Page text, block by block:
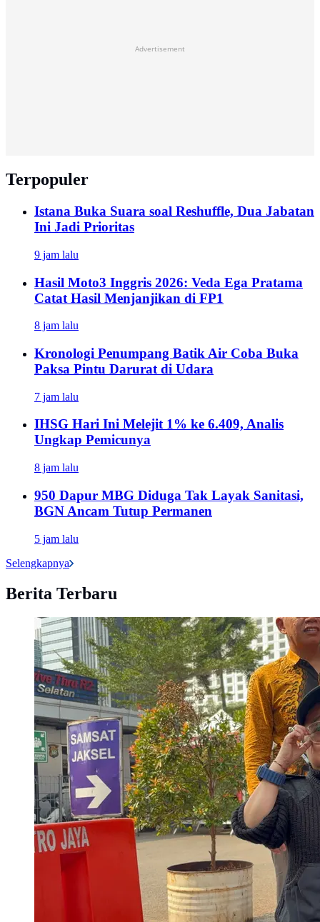
Advertisement
Terpopuler
Istana Buka Suara soal Reshuffle, Dua Jabatan
Ini Jadi Prioritas
9 jam lalu
Hasil Moto3 Inggris 2026: Veda Ega Pratama
Catat Hasil Menjanjikan di FP1
8 jam lalu
Kronologi Penumpang Batik Air Coba Buka
Paksa Pintu Darurat di Udara
7 jam lalu
IHSG Hari Ini Melejit 1% ke 6.409, Analis
Ungkap Pemicunya
8 jam lalu
950 Dapur MBG Diduga Tak Layak Sanitasi,
BGN Ancam Tutup Permanen
5 jam lalu
Selengkapnya
Berita Terbaru